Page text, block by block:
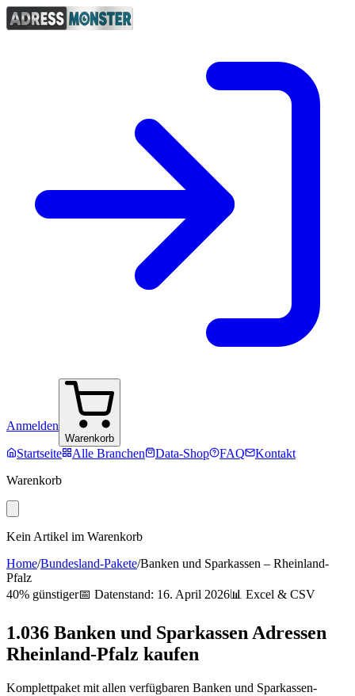
Anmelden
Warenkorb
Startseite Alle Branchen Data-Shop FAQ
Kontakt
Warenkorb
Kein Artikel im Warenkorb
Home/Bundesland-Pakete/Banken und Sparkassen – Rheinland-
Pfalz
40% günstiger📅 Datenstand: 16. April 2026📊 Excel & CSV
1.036 Banken und Sparkassen Adressen
Rheinland-Pfalz kaufen
Komplettpaket mit allen verfügbaren Banken und Sparkassen-